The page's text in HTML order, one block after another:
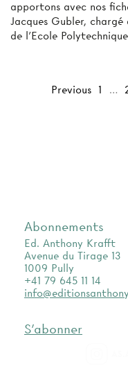
apportons avec nos
Jacques Gubler,
de l'Ecole
Previous 1 …
Abonnements
Ed. Anthony Krafft
Avenue du Tirage 13
1009 Pully
+41 79 645 11 14
S'abonner